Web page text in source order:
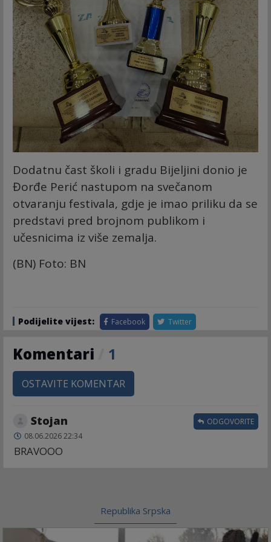
Dodatnu čast školi i gradu Bijeljini donio je
Đorđe Perić nastupom na svečanom
otvaranju festivala, gdje je imao priliku da se
predstavi pred brojnom publikom i
učesnicima iz više zemalja.
(BN) Foto: BN
Podijelite vijest: Facebook Twitter
Komentari 1
OSTAVITE KOMENTAR
Stojan
08.06.2026 22:34
BRAVOOO
ODGOVORITE
Republika Srpska